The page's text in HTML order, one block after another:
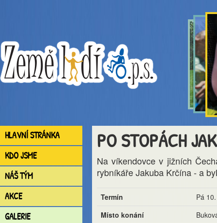
HLAVNÍ STRÁNKA
KDO JSME
NÁŠ TÝM
AKCE
GALERIE
PO STOPÁCH
Na víkendovce v jižních
rybníkáře Jakuba Krčína - a
Termín
Pá
Místo konání